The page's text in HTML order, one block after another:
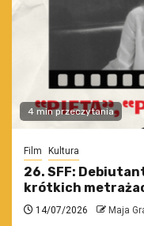
4 min przeczytania
Film Kultura
26. SFF:
krótkich
14/07/2026 Maja